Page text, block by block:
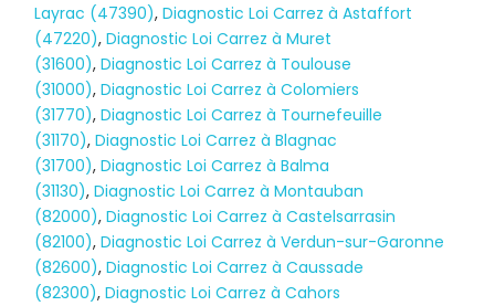
Layrac (47390),Diagnostic Loi Carrez à Astaffort
(47220),Diagnostic Loi Carrez à Muret
(31600),Diagnostic Loi Carrez à Toulouse
(31000),Diagnostic Loi Carrez à Colomiers
(31770),Diagnostic Loi Carrez à Tournefeuille
(31170),Diagnostic Loi Carrez à Blagnac
(31700),Diagnostic Loi Carrez à Balma
(31130),Diagnostic Loi Carrez à Montauban
(82000),Diagnostic Loi Carrez à Castelsarrasin
(82100),Diagnostic Loi Carrez à Verdun-sur-Garonne
(82600),Diagnostic Loi Carrez à Caussade
(82300),Diagnostic Loi Carrez à Cahors